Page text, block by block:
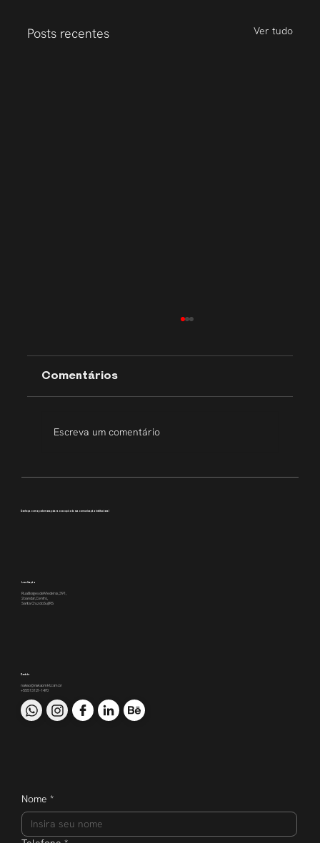
Posts recentes Ver tudo
Comentários
Escreva um comentário
Conheça como podemos apoiar a execução da sua comunicação institucional
Localização
Rua Borges de Medeiros, 391,
2o andar, Centro,
Santa Cruz do Sul/RS
Contato
nakao@nakaomkt.com.br
+55 51 3121-1470
Nome *